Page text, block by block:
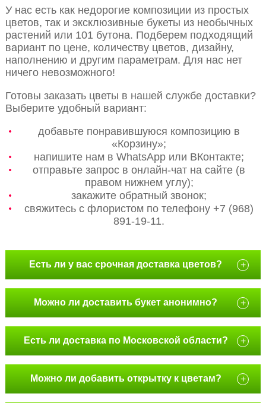
У нас есть как недорогие композиции из простых
цветов, так и эксклюзивные букеты из необычных
растений или 101 бутона. Подберем подходящий
вариант по цене, количеству цветов, дизайну,
наполнению и другим параметрам. Для нас нет
ничего невозможного!
Готовы заказать цветы в нашей службе доставки?
Выберите удобный вариант:
добавьте понравившуюся композицию в
«Корзину»;
напишите нам в WhatsApp или ВКонтакте;
отправьте запрос в онлайн-чат на сайте (в
правом нижнем углу);
закажите обратный звонок;
свяжитесь с флористом по телефону +7 (968)
891-19-11.
Есть ли у вас срочная доставка цветов? +
Можно ли доставить букет анонимно? +
Есть ли доставка по Московской области? +
Можно ли добавить открытку к цветам? +